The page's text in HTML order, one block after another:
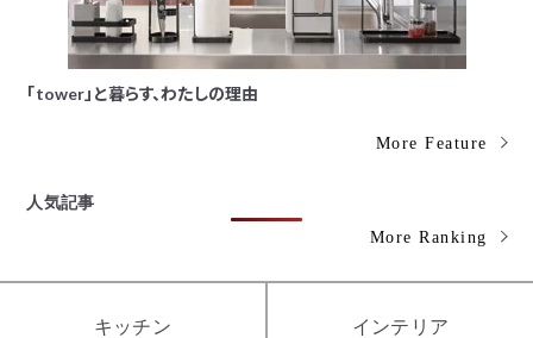
「tower」と暮らす、わたしの理由
More Feature
人気記事
More Ranking
キッチン インテリア